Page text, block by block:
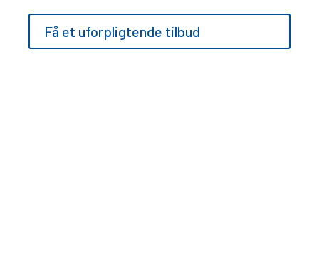
Få et uforpligtende tilbud